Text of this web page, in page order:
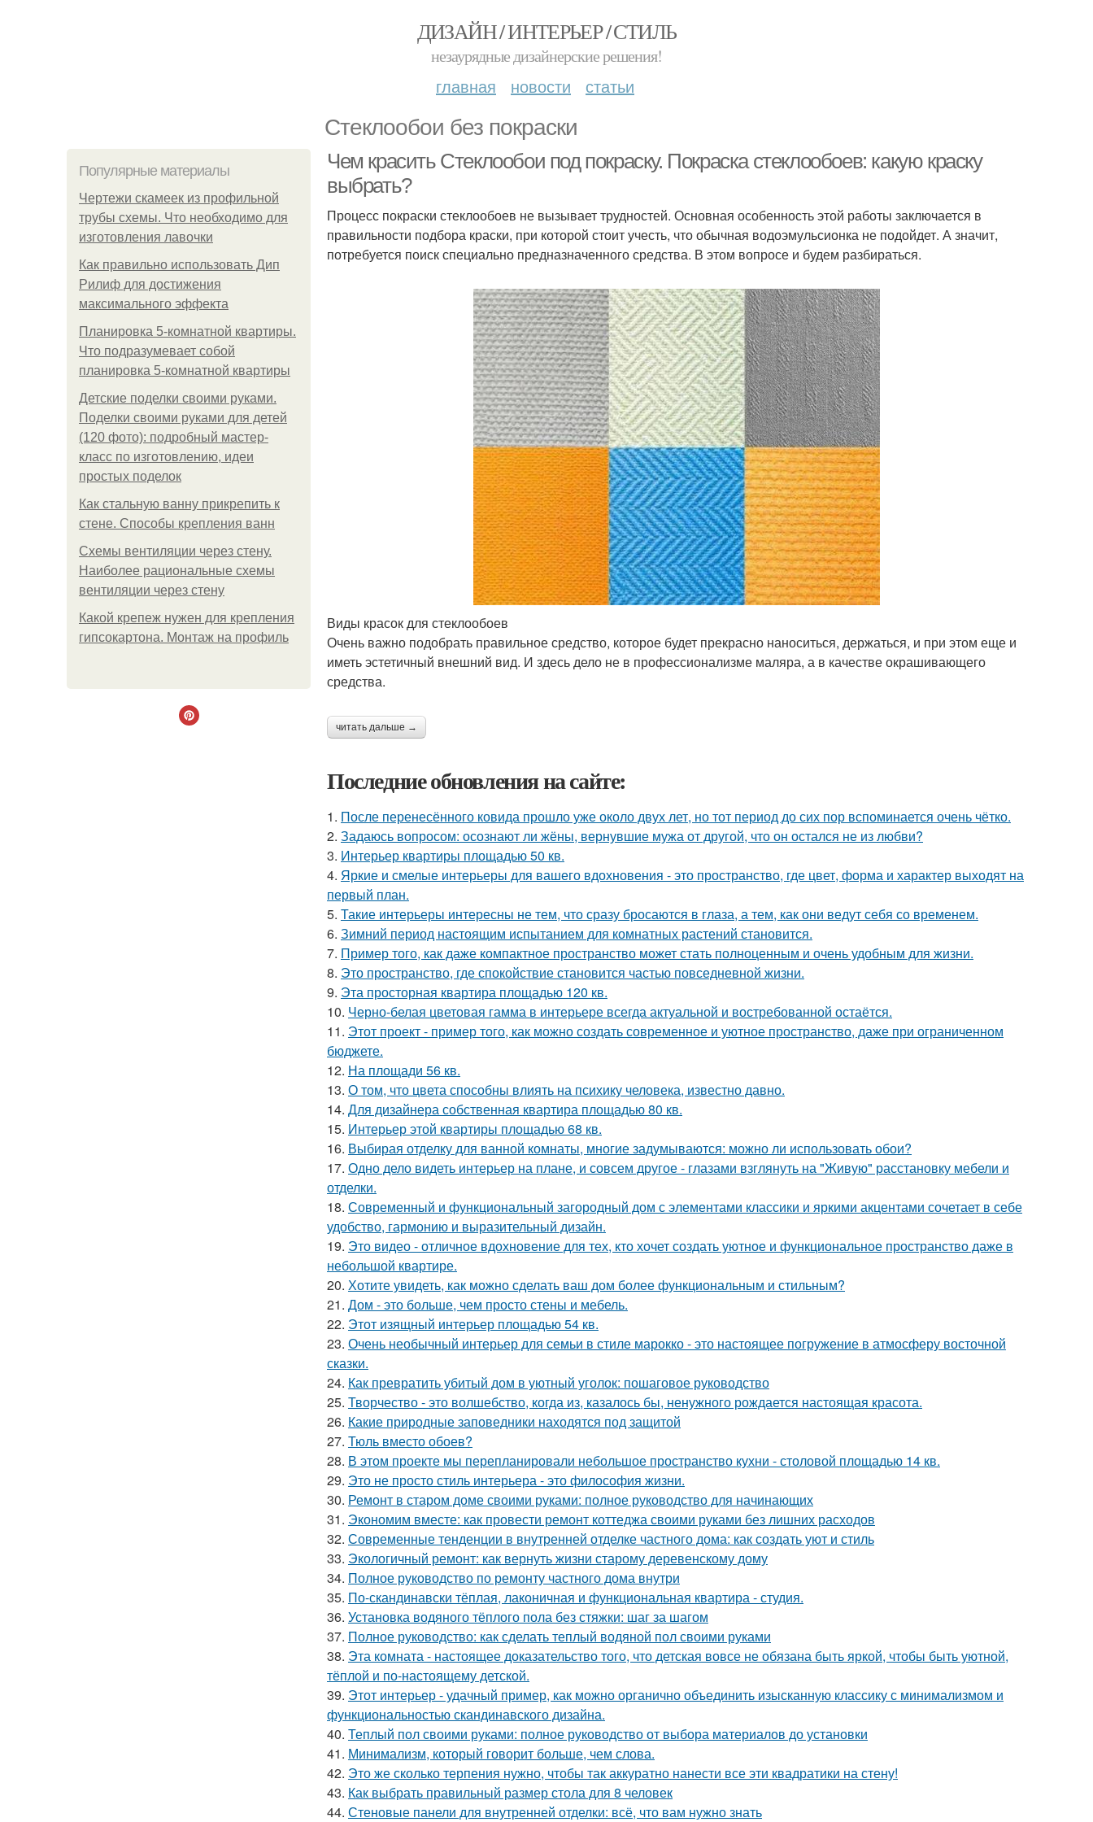
ДИЗАЙН / ИНТЕРЬЕР / СТИЛЬ
незаурядные дизайнерские решения!
главная новости статьи
Стеклообои без покраски
Популярные материалы
Чертежи скамеек из профильной
трубы схемы. Что необходимо для
изготовления лавочки
Как правильно использовать Дип
Рилиф для достижения
максимального эффекта
Планировка 5-комнатной квартиры.
Что подразумевает собой
планировка 5-комнатной квартиры
Детские поделки своими руками.
Поделки своими руками для детей
(120 фото): подробный мастер-
класс по изготовлению, идеи
простых поделок
Как стальную ванну прикрепить к
стене. Способы крепления ванн
Схемы вентиляции через стену.
Наиболее рациональные схемы
вентиляции через стену
Какой крепеж нужен для крепления
гипсокартона. Монтаж на профиль
Чем красить Стеклообои под покраску. Покраска стеклообоев: какую краску
выбрать?
Процесс покраски стеклообоев не вызывает трудностей. Основная особенность этой работы заключается в
правильности подбора краски, при которой стоит учесть, что обычная водоэмульсионка не подойдет. А значит,
потребуется поиск специально предназначенного средства. В этом вопросе и будем разбираться.
Виды красок для стеклообоев
Очень важно подобрать правильное средство, которое будет прекрасно наноситься, держаться, и при этом еще и
иметь эстетичный внешний вид. И здесь дело не в профессионализме маляра, а в качестве окрашивающего
средства.
читать дальше →
Последние обновления на сайте:
1. После перенесённого ковида прошло уже около двух лет, но тот период до сих пор вспоминается очень чётко.
2. Задаюсь вопросом: осознают ли жёны, вернувшие мужа от другой, что он остался не из любви?
3. Интерьер квартиры площадью 50 кв.
4. Яркие и смелые интерьеры для вашего вдохновения - это пространство, где цвет, форма и характер выходят на
первый план.
5. Такие интерьеры интересны не тем, что сразу бросаются в глаза, а тем, как они ведут себя со временем.
6. Зимний период настоящим испытанием для комнатных растений становится.
7. Пример того, как даже компактное пространство может стать полноценным и очень удобным для жизни.
8. Это пространство, где спокойствие становится частью повседневной жизни.
9. Эта просторная квартира площадью 120 кв.
10. Черно-белая цветовая гамма в интерьере всегда актуальной и востребованной остаётся.
11. Этот проект - пример того, как можно создать современное и уютное пространство, даже при ограниченном
бюджете.
12. На площади 56 кв.
13. О том, что цвета способны влиять на психику человека, известно давно.
14. Для дизайнера собственная квартира площадью 80 кв.
15. Интерьер этой квартиры площадью 68 кв.
16. Выбирая отделку для ванной комнаты, многие задумываются: можно ли использовать обои?
17. Одно дело видеть интерьер на плане, и совсем другое - глазами взглянуть на "Живую" расстановку мебели и
отделки.
18. Современный и функциональный загородный дом с элементами классики и яркими акцентами сочетает в себе
удобство, гармонию и выразительный дизайн.
19. Это видео - отличное вдохновение для тех, кто хочет создать уютное и функциональное пространство даже в
небольшой квартире.
20. Хотите увидеть, как можно сделать ваш дом более функциональным и стильным?
21. Дом - это больше, чем просто стены и мебель.
22. Этот изящный интерьер площадью 54 кв.
23. Очень необычный интерьер для семьи в стиле марокко - это настоящее погружение в атмосферу восточной
сказки.
24. Как превратить убитый дом в уютный уголок: пошаговое руководство
25. Творчество - это волшебство, когда из, казалось бы, ненужного рождается настоящая красота.
26. Какие природные заповедники находятся под защитой
27. Тюль вместо обоев?
28. В этом проекте мы перепланировали небольшое пространство кухни - столовой площадью 14 кв.
29. Это не просто стиль интерьера - это философия жизни.
30. Ремонт в старом доме своими руками: полное руководство для начинающих
31. Экономим вместе: как провести ремонт коттеджа своими руками без лишних расходов
32. Современные тенденции в внутренней отделке частного дома: как создать уют и стиль
33. Экологичный ремонт: как вернуть жизни старому деревенскому дому
34. Полное руководство по ремонту частного дома внутри
35. По-скандинавски тёплая, лаконичная и функциональная квартира - студия.
36. Установка водяного тёплого пола без стяжки: шаг за шагом
37. Полное руководство: как сделать теплый водяной пол своими руками
38. Эта комната - настоящее доказательство того, что детская вовсе не обязана быть яркой, чтобы быть уютной,
тёплой и по-настоящему детской.
39. Этот интерьер - удачный пример, как можно органично объединить изысканную классику с минимализмом и
функциональностью скандинавского дизайна.
40. Теплый пол своими руками: полное руководство от выбора материалов до установки
41. Минимализм, который говорит больше, чем слова.
42. Это же сколько терпения нужно, чтобы так аккуратно нанести все эти квадратики на стену!
43. Как выбрать правильный размер стола для 8 человек
44. Стеновые панели для внутренней отделки: всё, что вам нужно знать